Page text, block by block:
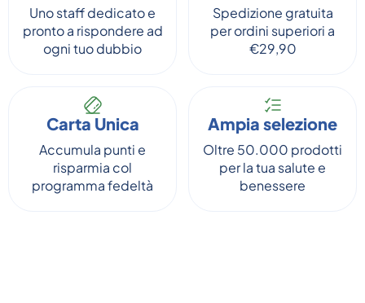
Uno staff dedicato e
pronto a rispondere ad
ogni tuo dubbio
Spedizione gratuita
per ordini superiori a
€29,90
Carta Unica
Accumula punti e
risparmia col
programma fedeltà
Ampia selezione
Oltre 50.000 prodotti
per la tua salute e
benessere